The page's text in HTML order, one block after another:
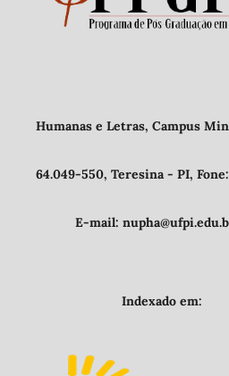
Centro de
Humanas e Letras, Campus
64.049-550, Teresina - PI, Fone:
E-mail:
Indexado em: